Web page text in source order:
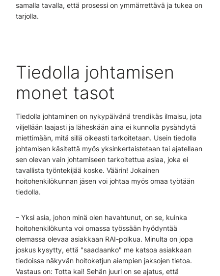
samalla tavalla, että prosessi on ymmärrettävä ja tukea on
tarjolla.
Tiedolla johtamisen
monet tasot
Tiedolla johtaminen on nykypäivänä trendikäs ilmaisu, jota
viljellään laajasti ja läheskään aina ei kunnolla pysähdytä
miettimään, mitä sillä oikeasti tarkoitetaan. Usein tiedolla
johtamisen käsitettä myös yksinkertaistetaan tai ajatellaan
sen olevan vain johtamiseen tarkoitettua asiaa, joka ei
tavallista työntekijää koske. Väärin! Jokainen
hoitohenkilökunnan jäsen voi johtaa myös omaa työtään
tiedolla.
– Yksi asia, johon minä olen havahtunut, on se, kuinka
hoitohenkilökunta voi omassa työssään hyödyntää
olemassa olevaa asiakkaan RAI-polkua. Minulta on jopa
joskus kysytty, että "saadaanko" me katsoa asiakkaan
tiedoissa näkyvän hoitoketjun aiempien jaksojen tietoa.
Vastaus on: Totta kai! Sehän juuri on se ajatus, että